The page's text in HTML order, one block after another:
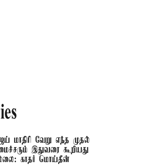
மாதிரி வேறு எந்த முதல்
இதுவரை கூறியது
காதர் மொய்தீன்